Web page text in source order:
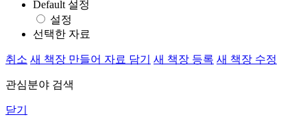
Default 설정
설정
선택한 자료
취소 새 책장 만들어 자료 담기 새 책장 등록 새 책장 수정
관심분야 검색
닫기